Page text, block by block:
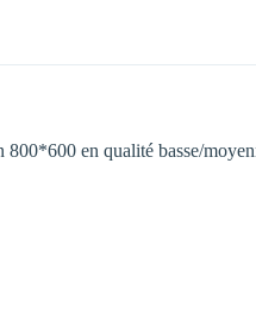
800*600 en qualité basse/